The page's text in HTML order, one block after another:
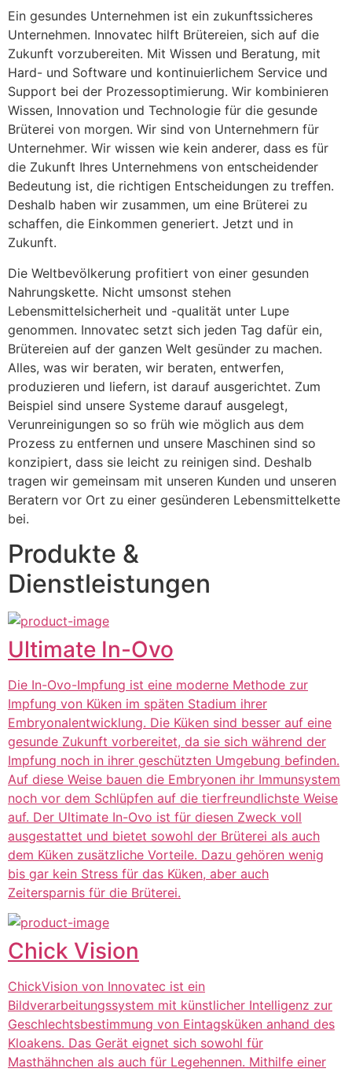
Ein gesundes Unternehmen ist ein zukunftssicheres
Unternehmen. Innovatec hilft Brütereien, sich auf die
Zukunft vorzubereiten. Mit Wissen und Beratung, mit
Hard- und Software und kontinuierlichem Service und
Support bei der Prozessoptimierung. Wir kombinieren
Wissen, Innovation und Technologie für die gesunde
Brüterei von morgen. Wir sind von Unternehmern für
Unternehmer. Wir wissen wie kein anderer, dass es für
die Zukunft Ihres Unternehmens von entscheidender
Bedeutung ist, die richtigen Entscheidungen zu treffen.
Deshalb haben wir zusammen, um eine Brüterei zu
schaffen, die Einkommen generiert. Jetzt und in
Zukunft.
Die Weltbevölkerung profitiert von einer gesunden
Nahrungskette. Nicht umsonst stehen
Lebensmittelsicherheit und -qualität unter Lupe
genommen. Innovatec setzt sich jeden Tag dafür ein,
Brütereien auf der ganzen Welt gesünder zu machen.
Alles, was wir beraten, wir beraten, entwerfen,
produzieren und liefern, ist darauf ausgerichtet. Zum
Beispiel sind unsere Systeme darauf ausgelegt,
Verunreinigungen so so früh wie möglich aus dem
Prozess zu entfernen und unsere Maschinen sind so
konzipiert, dass sie leicht zu reinigen sind. Deshalb
tragen wir gemeinsam mit unseren Kunden und unseren
Beratern vor Ort zu einer gesünderen Lebensmittelkette
bei.
Produkte &
Dienstleistungen
Ultimate In-Ovo
Die In-Ovo-Impfung ist eine moderne Methode zur
Impfung von Küken im späten Stadium ihrer
Embryonalentwicklung. Die Küken sind besser auf eine
gesunde Zukunft vorbereitet, da sie sich während der
Impfung noch in ihrer geschützten Umgebung befinden.
Auf diese Weise bauen die Embryonen ihr Immunsystem
noch vor dem Schlüpfen auf die tierfreundlichste Weise
auf. Der Ultimate In-Ovo ist für diesen Zweck voll
ausgestattet und bietet sowohl der Brüterei als auch
dem Küken zusätzliche Vorteile. Dazu gehören wenig
bis gar kein Stress für das Küken, aber auch
Zeitersparnis für die Brüterei.
Chick Vision
ChickVision von Innovatec ist ein
Bildverarbeitungssystem mit künstlicher Intelligenz zur
Geschlechtsbestimmung von Eintagsküken anhand des
Kloakens. Das Gerät eignet sich sowohl für
Masthähnchen als auch für Legehennen. Mithilfe einer